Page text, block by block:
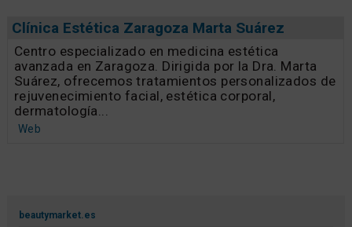
Clínica Estética Zaragoza Marta Suárez
Centro especializado en medicina estética
avanzada en Zaragoza. Dirigida por la Dra. Marta
Suárez, ofrecemos tratamientos personalizados de
rejuvenecimiento facial, estética corporal,
dermatología...
Web
beautymarket.es